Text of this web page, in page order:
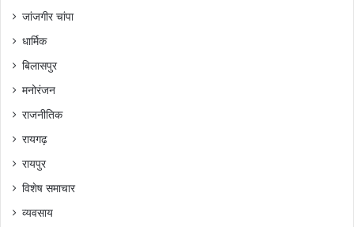
जांजगीर चांपा
धार्मिक
बिलासपुर
मनोरंजन
राजनीतिक
रायगढ़
रायपुर
विशेष समाचार
व्यवसाय